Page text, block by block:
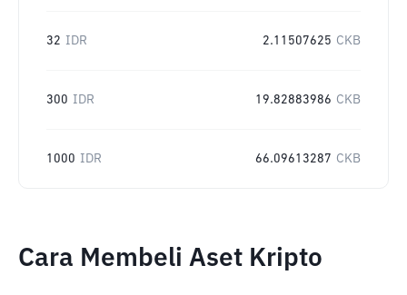
32 IDR 2.11507625 CKB
300 IDR 19.82883986 CKB
1000 IDR 66.09613287 CKB
Cara Membeli Aset Kripto